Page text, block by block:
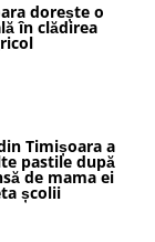
dorește o
în clădirea
Timișoara a
pastile după
de mama ei
școlii